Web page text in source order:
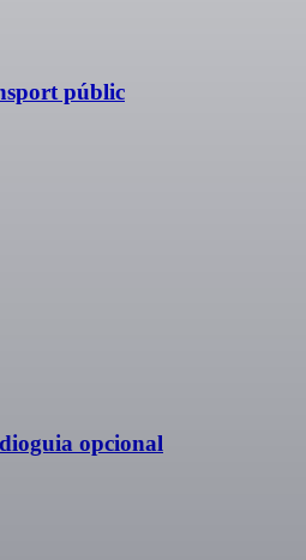
públic
opcional